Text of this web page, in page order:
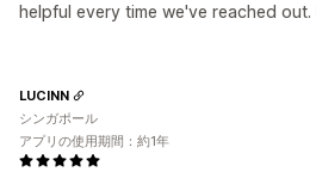
helpful every time we've reached
LUCINN
シンガポール
アプリの使用期間：約1年